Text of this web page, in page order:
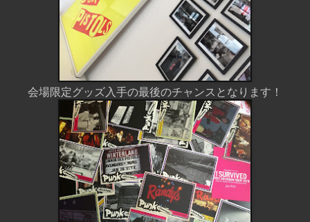
会場限定グッズ入手の最後のチャンスとなります！